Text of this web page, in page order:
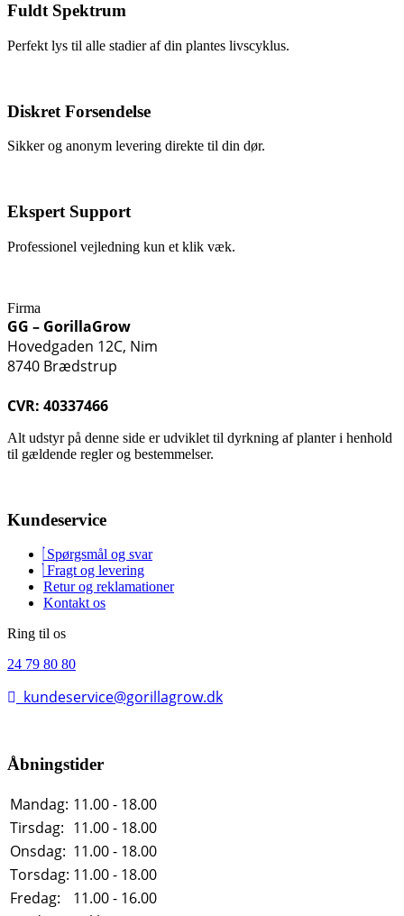
Fuldt Spektrum
Perfekt lys til alle stadier af din plantes livscyklus.
Diskret Forsendelse
Sikker og anonym levering direkte til din dør.
Ekspert Support
Professionel vejledning kun et klik væk.
Firma
GG – GorillaGrow
Hovedgaden 12C, Nim
8740 Brædstrup
CVR: 40337466
Alt udstyr på denne side er udviklet til dyrkning af planter i henhold
til gældende regler og bestemmelser.
Kundeservice
Spørgsmål og svar
Fragt og levering
Retur og reklamationer
Kontakt os
Ring til os
24 79 80 80
kundeservice@gorillagrow.dk
Åbningstider
Mandag: 11.00 - 18.00
Tirsdag: 11.00 - 18.00
Onsdag: 11.00 - 18.00
Torsdag: 11.00 - 18.00
Fredag:
11.00 - 16.00